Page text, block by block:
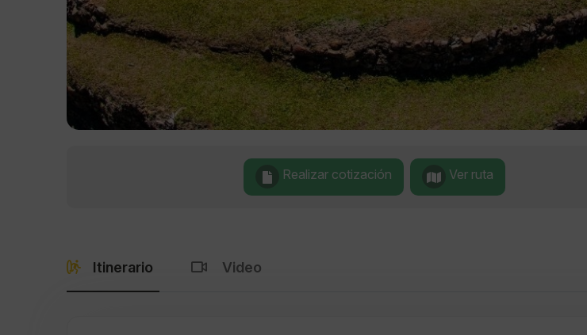
Realizar cotización Ver ruta
Itinerario Video